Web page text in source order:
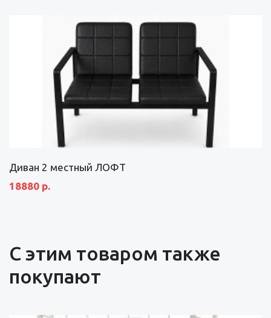
Диван 2 местный ЛОФТ
18880 р.
С этим товаром также
покупают